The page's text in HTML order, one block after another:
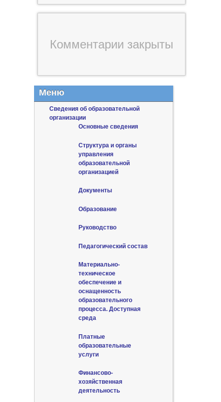
Комментарии закрыты
Меню
Сведения об образовательной
организации
Основные сведения
Структура и органы
управления
образовательной
организацией
Документы
Образование
Руководство
Педагогический состав
Материально-
техническое
обеспечение и
оснащенность
образовательного
процесса. Доступная
среда
Платные
образовательные
услуги
Финансово-
хозяйственная
деятельность